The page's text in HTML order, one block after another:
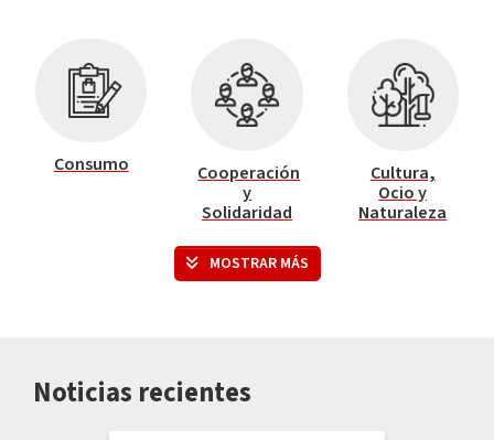
Consumo Cooperación
y
Solidaridad
Cultura,
Ocio y
Naturaleza
Educación e Empleo y
MOSTRAR MÁS
Noticias recientes